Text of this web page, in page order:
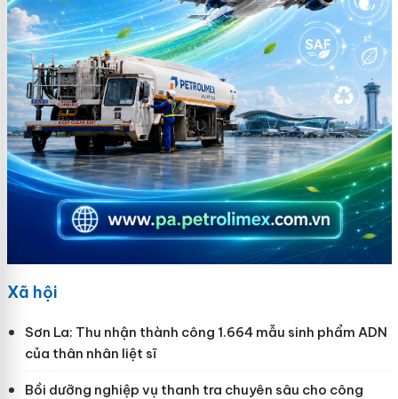
Xã hội
Sơn La: Thu nhận thành công 1.664 mẫu sinh phẩm ADN
của thân nhân liệt sĩ
Bồi dưỡng nghiệp vụ thanh tra chuyên sâu cho công